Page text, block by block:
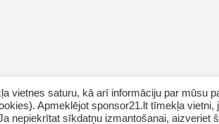
GrupasDarbs.lv
vietnes saturu, kā arī informāciju par mūsu
Apmeklējot sponsor21.lt tīmekļa
nepiekrītat sīkdatņu izmantošanai, aizveriet